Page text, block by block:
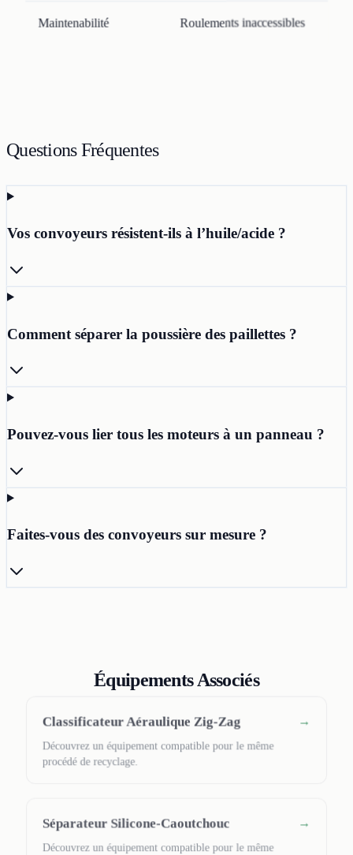
Maintenabilité Roulements inaccessibles
Questions Fréquentes
Vos convoyeurs résistent-ils à l’huile/acide ?
Comment séparer la poussière des paillettes ?
Pouvez-vous lier tous les moteurs à un panneau ?
Faites-vous des convoyeurs sur mesure ?
Équipements Associés
Classificateur Aéraulique Zig-Zag
Découvrez un équipement compatible pour le même
procédé de recyclage.
→
Séparateur Silicone-Caoutchouc
Découvrez un équipement compatible pour le même
→